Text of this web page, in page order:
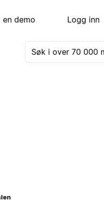
en demo Logg inn